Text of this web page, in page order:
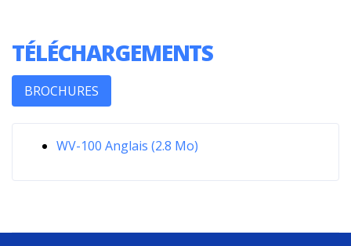
TÉLÉCHARGEMENTS
BROCHURES
WV-100 Anglais (2.8 Mo)